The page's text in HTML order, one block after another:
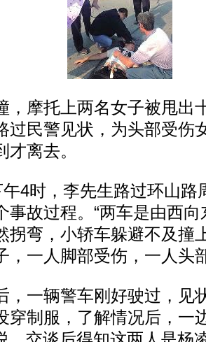
摩托上两名女子被甩出
过民警见状，为头部受伤
才离去。
时，李先生路过环山路
事故过程。“两车是由西
拐弯，小轿车躲避不及撞
，一人脚部受伤，一人头
一辆警车刚好驶过，见
穿制服，了解情况后，一